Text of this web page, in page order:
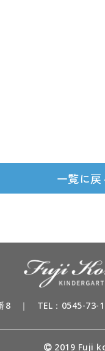
一覧に戻
8 ｜ TEL： 0545-73-
2019 Fuji